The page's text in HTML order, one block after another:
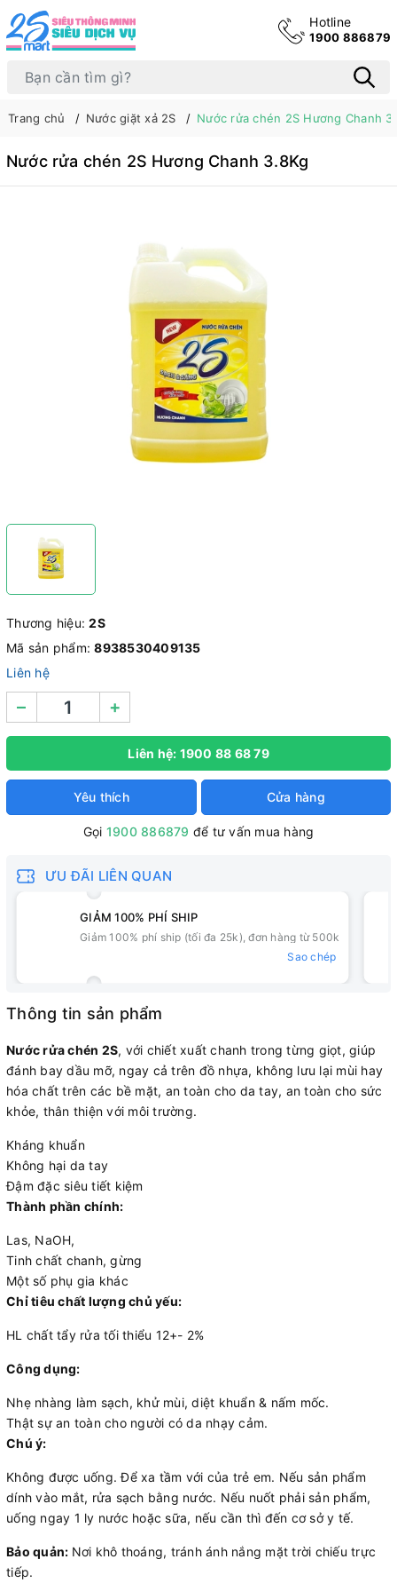
Hotline
1900 886879
Trang chủ Nước giặt xả 2S Nước rửa chén 2S Hương Chanh
Nước rửa chén 2S Hương Chanh 3.8Kg
Thương hiệu:2S
Mã sản phẩm:8938530409135
Liên hệ
– +
Liên hệ: 1900 88 68 79
Yêu thích Cửa hàng
Gọi 1900 886879 để tư vấn mua hàng
ƯU ĐÃI LIÊN QUAN
GIẢM 100% PHÍ SHIP
Giảm 100% phí ship (tối đa 25k), đơn hàng từ 500k
Sao chép
Thông tin sản phẩm
Nước rửa chén 2S, với chiết xuất chanh trong từng giọt, giúp
đánh bay dầu mỡ, ngay cả trên đồ nhựa, không lưu lại mùi hay
hóa chất trên các bề mặt, an toàn cho da tay, an toàn cho sức
khỏe, thân thiện với môi trường.
Kháng khuẩn
Không hại da tay
Đậm đặc siêu tiết kiệm
Thành phần chính:
Las, NaOH,
Tinh chất chanh, gừng
Một số phụ gia khác
Chỉ tiêu chất lượng chủ yếu:
HL chất tẩy rửa tối thiểu 12+- 2%
Công dụng:
Nhẹ nhàng làm sạch, khử mùi, diệt khuẩn & nấm mốc.
Thật sự an toàn cho người có da nhạy cảm.
Chú ý:
Không được uống. Để xa tầm với của trẻ em. Nếu sản phẩm
dính vào mắt, rửa sạch bằng nước. Nếu nuốt phải sản phẩm,
uống ngay 1 ly nước hoặc sữa, nếu cần thì đến cơ sở y tế.
Bảo quản: Nơi khô thoáng, tránh ánh nắng mặt trời chiếu trực
tiếp.